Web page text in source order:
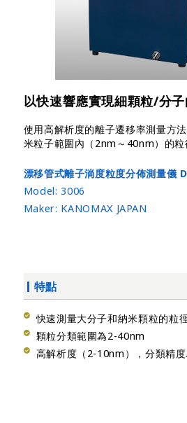
以快速響應實現細顆粒/分
使用高解析度的離子遷移率測量方
米粒子範圍內（2nm～40nm）的粒
漂移管式離子淌度粒度分佈測量儀
Model: 3006
Maker: KANOMAX JAPAN
特點
快速測量大分子和納米顆粒的粒
顆粒分類範圍為2-40nm
高解析度（2-10nm），分類精